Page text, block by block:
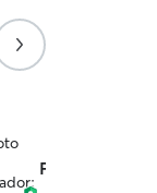
Felipe F.